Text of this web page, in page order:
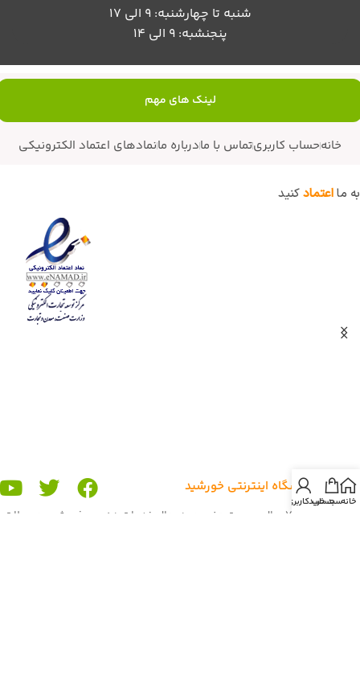
شنبه تا چهارشنبه: 9 الی 17
پنجنشبه: 9 الی 14
لینک های مهم
خانهحساب کاربریتماس با مادرباره مانمادهای اعتماد الکترونیکی
درباره ی فروشگاه اینترنتی خورشید
تیم ما بیش از 7 سال بصورت حضوری در حال خدمات دهی و فروش محصولات
به مااعتمادکنید
خانهسبد خرید
حساب کاربری من